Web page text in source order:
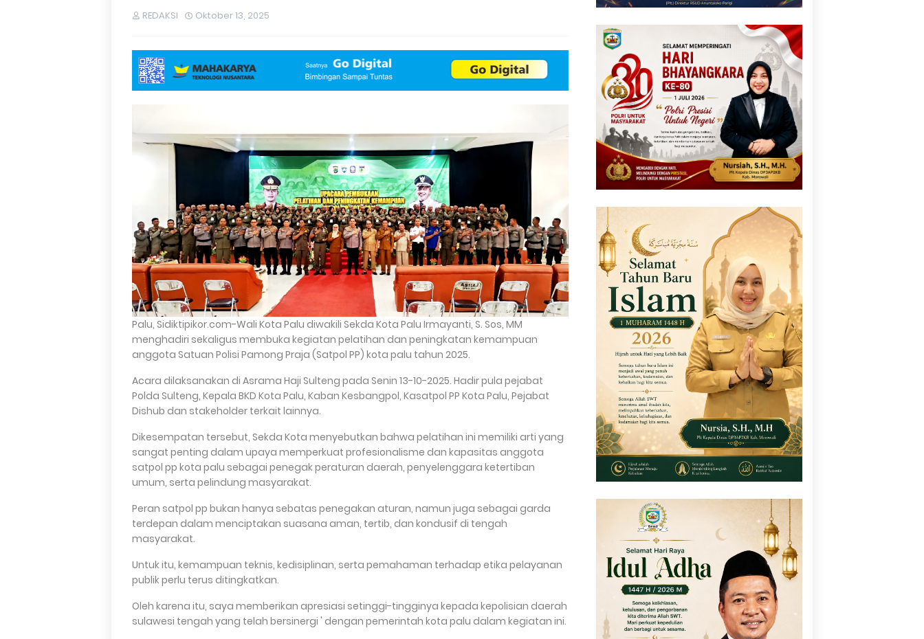
REDAKSI Oktober 13, 2025
Palu, Sidiktipikor.com-Wali Kota Palu diwakili Sekda Kota Palu Irmayanti, S. Sos, MM
menghadiri sekaligus membuka kegiatan pelatihan dan peningkatan kemampuan
anggota Satuan Polisi Pamong Praja (Satpol PP) kota palu tahun 2025.
Acara dilaksanakan di Asrama Haji Sulteng pada Senin 13-10-2025. Hadir pula pejabat
Polda Sulteng, Kepala BKD Kota Palu, Kaban Kesbangpol, Kasatpol PP Kota Palu, Pejabat
Dishub dan stakeholder terkait lainnya.
Dikesempatan tersebut, Sekda Kota menyebutkan bahwa pelatihan ini memiliki arti yang
sangat penting dalam upaya memperkuat profesionalisme dan kapasitas anggota
satpol pp kota palu sebagai penegak peraturan daerah, penyelenggara ketertiban
umum, serta pelindung masyarakat.
Peran satpol pp bukan hanya sebatas penegakan aturan, namun juga sebagai garda
terdepan dalam menciptakan suasana aman, tertib, dan kondusif di tengah
masyarakat.
Untuk itu, kemampuan teknis, kedisiplinan, serta pemahaman terhadap etika pelayanan
publik perlu terus ditingkatkan.
Oleh karena itu, saya memberikan apresiasi setinggi-tingginya kepada kepolisian daerah
sulawesi tengah yang telah bersinergi ' dengan pemerintah kota palu dalam kegiatan ini.